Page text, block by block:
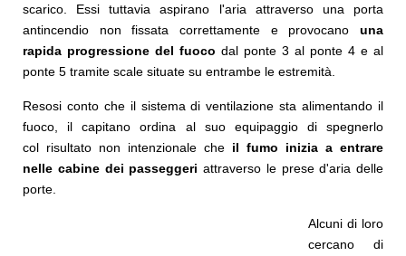
scarico. Essi tuttavia aspirano l'aria attraverso una porta
antincendio non fissata correttamente e provocano una
rapida progressione del fuoco dal ponte 3 al ponte 4 e al
ponte 5 tramite scale situate su entrambe le estremità.
Resosi conto che il sistema di ventilazione sta alimentando il
fuoco, il capitano ordina al suo equipaggio di spegnerlo
col risultato non intenzionale che il fumo inizia a entrare
nelle cabine dei passeggeri attraverso le prese d'aria delle
porte.
Alcuni di loro
cercano di